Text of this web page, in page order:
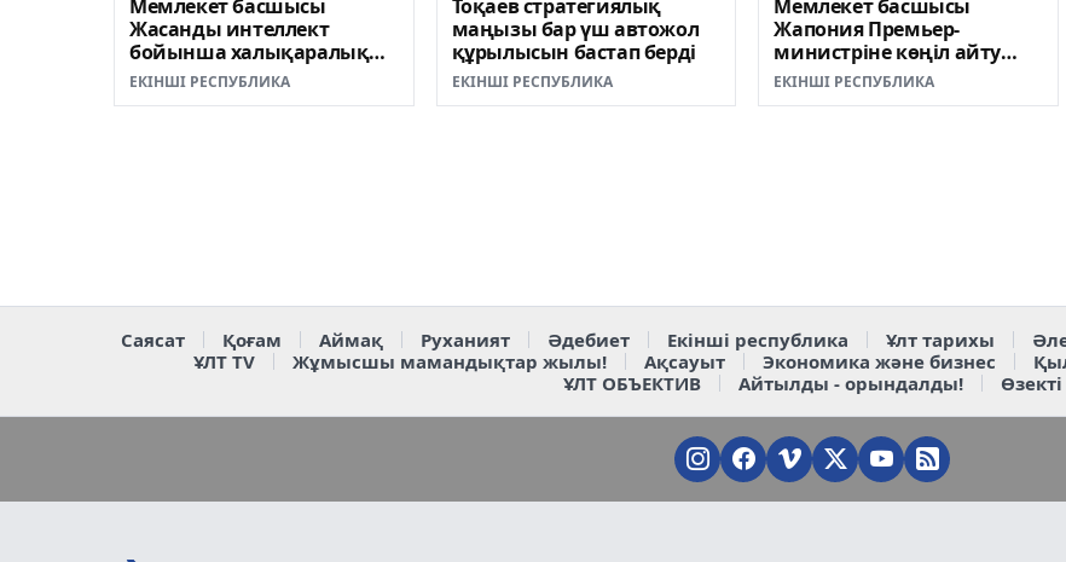
Мемлекет басшысы
Жасанды интеллект
бойынша халықаралық
олимпиаданың ашылу
ЕКІНШІ РЕСПУБЛИКА
Тоқаев стратегиялық
маңызы бар үш автожол
құрылысын бастап берді
ЕКІНШІ РЕСПУБЛИКА
Мемлекет басшысы
Жапония Премьер-
министріне көңіл айту
жеделхатын жолдады
ЕКІНШІ РЕСПУБЛИКА
Саясат Қоғам Аймақ Руханият Әдебиет Екінші республика Ұлт тарихы
ҰЛТ TV
Жұмысшы мамандықтар жылы! Ақсауыт Экономика және бизнес
ҰЛТ ОБЪЕКТИВ
Айтылды - орындалды! Өзекті